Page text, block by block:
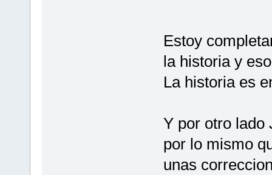
Estoy
la historia y
La historia es
Y por otro lado
por lo mismo
unas